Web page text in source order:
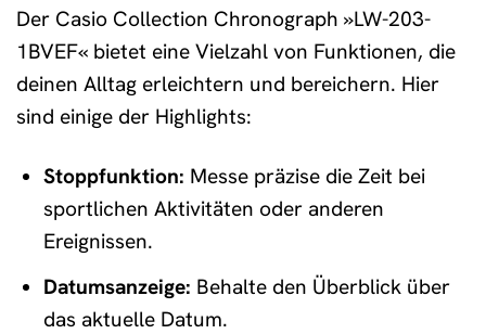
Der Casio Collection Chronograph »LW-203-
1BVEF« bietet eine Vielzahl von Funktionen, die
deinen Alltag erleichtern und bereichern. Hier
sind einige der Highlights:
Stoppfunktion: Messe präzise die Zeit bei
sportlichen Aktivitäten oder anderen
Ereignissen.
Datumsanzeige: Behalte den Überblick über
das aktuelle Datum.